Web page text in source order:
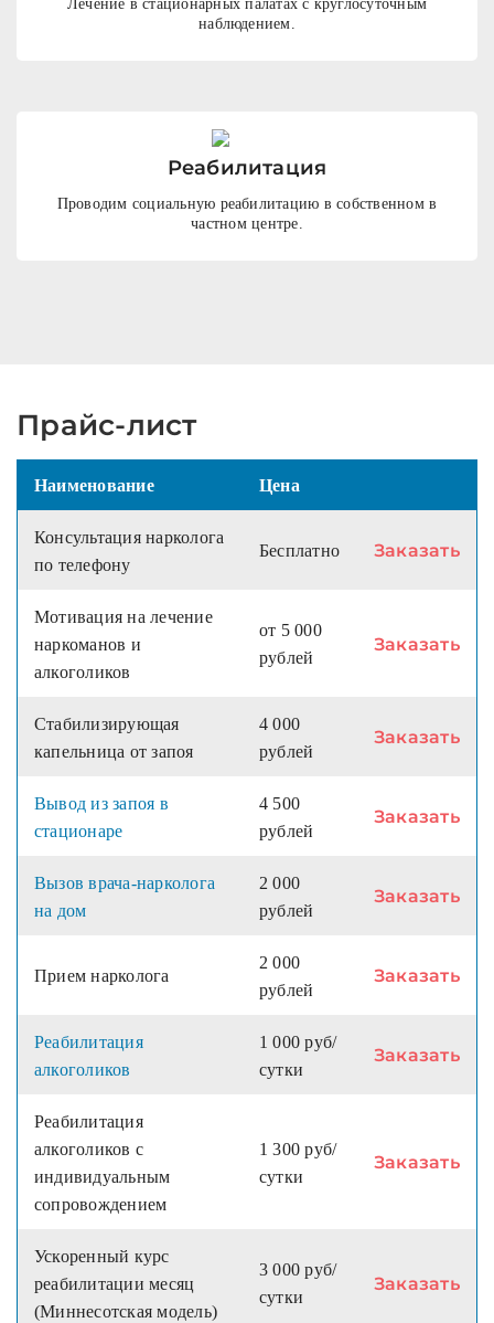
Лечение в стационарных палатах с круглосуточным
наблюдением.
Реабилитация
Проводим социальную реабилитацию в собственном в
частном центре.
Прайс-лист
Наименование Цена
Консультация нарколога
по телефону
Бесплатно Заказать
Мотивация на лечение
наркоманов и
алкоголиков
от 5 000
рублей
Заказать
Стабилизирующая
капельница от запоя
4 000
рублей
Заказать
Вывод из запоя в
стационаре
4 500
рублей
Заказать
Вызов врача-нарколога
на дом
2 000
рублей
Заказать
Прием нарколога
2 000
рублей
Заказать
Реабилитация
алкоголиков
1 000 руб/
сутки
Заказать
Реабилитация
алкоголиков с
индивидуальным
сопровождением
1 300 руб/
сутки
Заказать
Ускоренный курс
реабилитации месяц
(Миннесотская модель)
3 000 руб/
сутки
Заказать